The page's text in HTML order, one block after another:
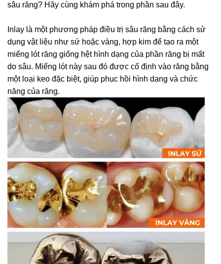
sâu răng? Hãy cùng khám phá trong phần sau đây.
Inlay là một phương pháp điều trị sâu răng bằng cách sử
dụng vật liệu như sứ hoặc vàng, hợp kim để tạo ra một
miếng lót răng giống hệt hình dạng của phần răng bị mất
do sâu. Miếng lót này sau đó được cố định vào răng bằng
một loại keo đặc biệt, giúp phục hồi hình dạng và chức
năng của răng.